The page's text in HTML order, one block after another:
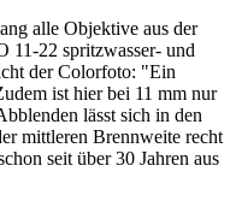
alle Objektive aus der
11-22 spritzwasser- und
der Colorfoto: "Ein
ist hier bei 11 mm nur
lässt sich in den
mittleren Brennweite recht
seit über 30 Jahren aus